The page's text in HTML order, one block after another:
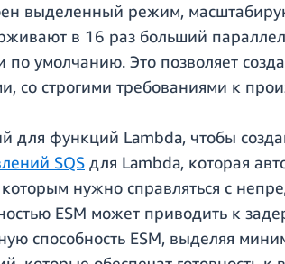
выделенный режим,
в 16 раз больший
умолчанию. Это позволяет
строгими требованиями к
для функций Lambda, чтобы
SQS для Lambda, которая
нужно справляться с
ESM может приводить к
способность ESM, выделяя